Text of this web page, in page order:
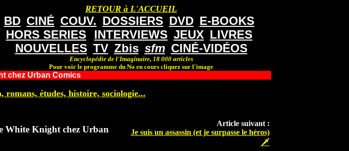
RETOUR à L'ACCUEIL
BD CINÉ COUV. DOSSIERS DVD E-BOOKS
HORS SERIES
INTERVIEWS JEUX LIVRES
NOUVELLES TV Zbis sfm CINÉ-VIDÉOS
Encyclopédie de l'Imaginaire, 18 000 articles
Pour voir le programme du No en cours cliquez sur l'image
chez Urban Comics
romans, études, histoire, sociologie...
White Knight chez Urban
Article suivant :
Je suis un assassin (et je surpasse le héros)
🗡️